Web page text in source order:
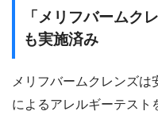
「メリフバームク
も実施済み
メリフバームクレンズ
によるアレルギーテスト